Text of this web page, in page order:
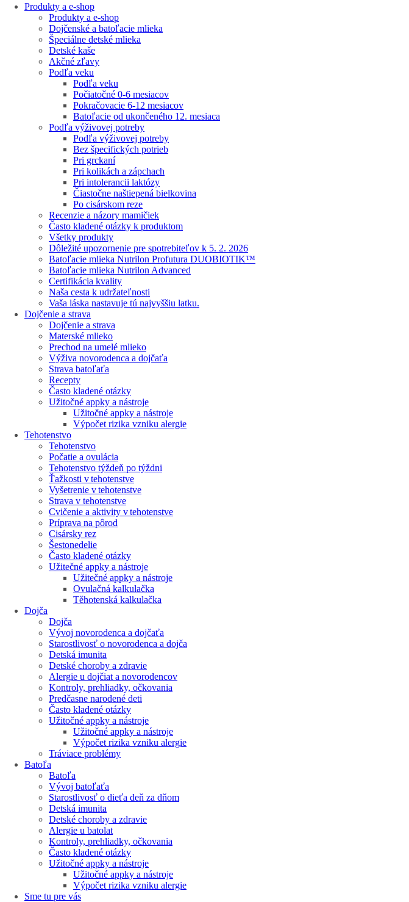
Produkty a e-shop
Produkty a e-shop
Dojčenské a batoľacie mlieka
Špeciálne detské mlieka
Detské kaše
Akčné zľavy
Podľa veku
Podľa veku
Počiatočné 0-6 mesiacov
Pokračovacie 6-12 mesiacov
Batoľacie od ukončeného 12. mesiaca
Podľa výživovej potreby
Podľa výživovej potreby
Bez špecifických potrieb
Pri grckaní
Pri kolikách a zápchach
Pri intolerancii laktózy
Čiastočne naštiepená bielkovina
Po cisárskom reze
Recenzie a názory mamičiek
Často kladené otázky k produktom
Všetky produkty
Dôležité upozornenie pre spotrebiteľov k 5. 2. 2026
Batoľacie mlieka Nutrilon Profutura DUOBIOTIK™
Batoľacie mlieka Nutrilon Advanced
Certifikácia kvality
Naša cesta k udržateľnosti
Vaša láska nastavuje tú najvyššiu latku.
Dojčenie a strava
Dojčenie a strava
Materské mlieko
Prechod na umelé mlieko
Výživa novorodenca a dojčaťa
Strava batoľaťa
Recepty
Často kladené otázky
Užitočné appky a nástroje
Užitočné appky a nástroje
Výpočet rizika vzniku alergie
Tehotenstvo
Tehotenstvo
Počatie a ovulácia
Tehotenstvo týždeň po týždni
Ťažkosti v tehotenstve
Vyšetrenie v tehotenstve
Strava v tehotenstve
Cvičenie a aktivity v tehotenstve
Príprava na pôrod
Cisársky rez
Šestonedelie
Často kladené otázky
Užitečné appky a nástroje
Užitečné appky a nástroje
Ovulačná kalkulačka
Těhotenská kalkulačka
Dojča
Dojča
Vývoj novorodenca a dojčaťa
Starostlivosť o novorodenca a dojča
Detská imunita
Detské choroby a zdravie
Alergie u dojčiat a novorodencov
Kontroly, prehliadky, očkovania
Predčasne narodené deti
Často kladené otázky
Užitočné appky a nástroje
Užitočné appky a nástroje
Výpočet rizika vzniku alergie
Tráviace problémy
Batoľa
Batoľa
Vývoj batoľaťa
Starostlivosť o dieťa deň za dňom
Detská imunita
Detské choroby a zdravie
Alergie u batolat
Kontroly, prehliadky, očkovania
Často kladené otázky
Užitočné appky a nástroje
Užitočné appky a nástroje
Výpočet rizika vzniku alergie
Sme tu pre vás